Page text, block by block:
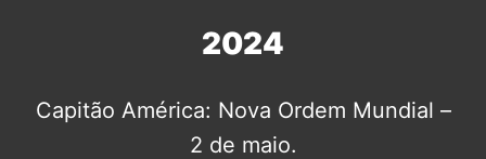
2024
Capitão América: Nova Ordem Mundial –
2 de maio.